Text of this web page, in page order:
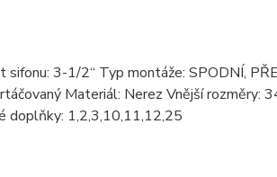
3-1/2“ Typ montáže: SPODNÍ,
Materiál: Nerez Vnější
doplňky: 1,2,3,10,11,12,25